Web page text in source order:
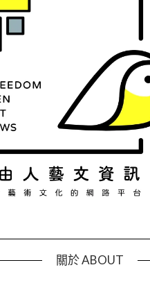
關於 ABOUT